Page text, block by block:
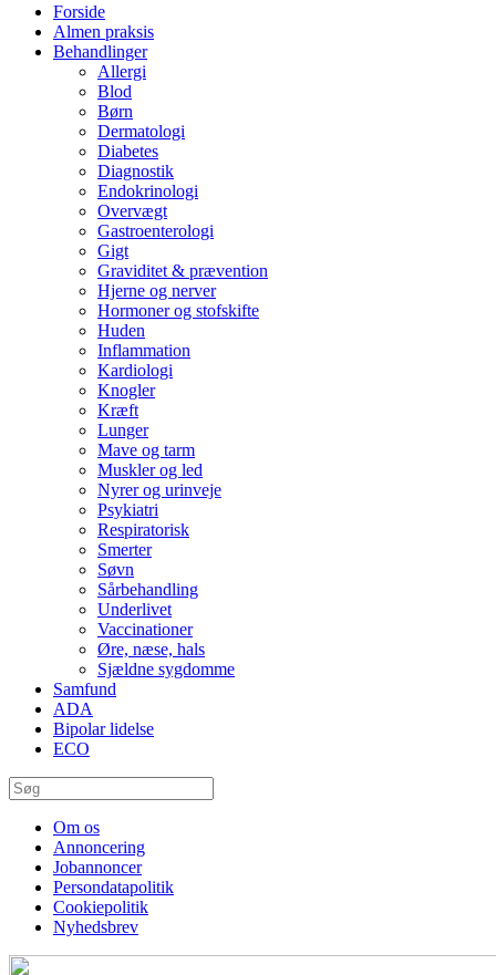
Forside
Almen praksis
Behandlinger
Allergi
Blod
Børn
Dermatologi
Diabetes
Diagnostik
Endokrinologi
Overvægt
Gastroenterologi
Gigt
Graviditet & prævention
Hjerne og nerver
Hormoner og stofskifte
Huden
Inflammation
Kardiologi
Knogler
Kræft
Lunger
Mave og tarm
Muskler og led
Nyrer og urinveje
Psykiatri
Respiratorisk
Smerter
Søvn
Sårbehandling
Underlivet
Vaccinationer
Øre, næse, hals
Sjældne sygdomme
Samfund
ADA
Bipolar lidelse
ECO
Om os
Annoncering
Jobannoncer
Persondatapolitik
Cookiepolitik
Nyhedsbrev